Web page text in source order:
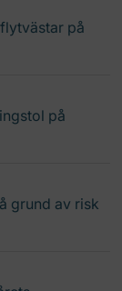
på
på
grund av risk